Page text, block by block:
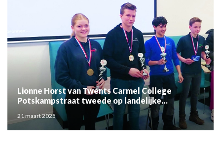
Lionne Horst van Twents Carmel College
Potskampstraat tweede op landelijke
laswedstrijd
21 maart 2025